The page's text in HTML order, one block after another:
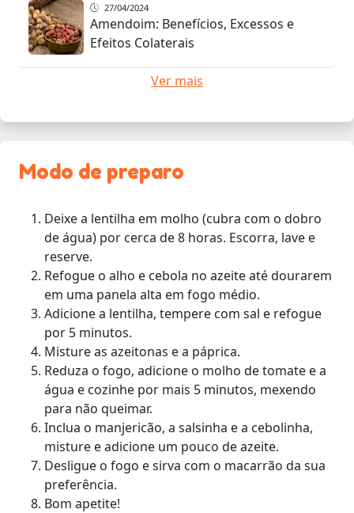
27/04/2024
Amendoim: Benefícios, Excessos e
Efeitos Colaterais
Ver mais
Modo de preparo
Deixe a lentilha em molho (cubra com o dobro
de água) por cerca de 8 horas. Escorra, lave e
reserve.
Refogue o alho e cebola no azeite até dourarem
em uma panela alta em fogo médio.
Adicione a lentilha, tempere com sal e refogue
por 5 minutos.
Misture as azeitonas e a páprica.
Reduza o fogo, adicione o molho de tomate e a
água e cozinhe por mais 5 minutos, mexendo
para não queimar.
Inclua o manjericão, a salsinha e a cebolinha,
misture e adicione um pouco de azeite.
Desligue o fogo e sirva com o macarrão da sua
preferência.
Bom apetite!